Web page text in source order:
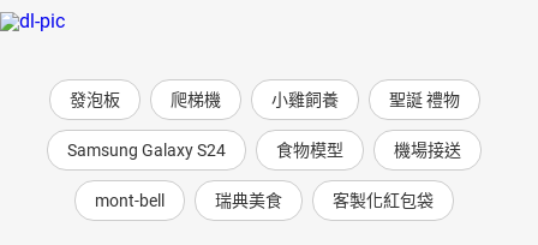
發泡板 爬梯機 小雞飼養 聖誕 禮物
Samsung Galaxy S24 食物模型 機場接送
mont-bell 瑞典美食 客製化紅包袋